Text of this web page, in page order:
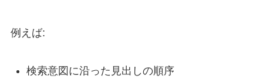
例えば:
検索意図に沿った見出しの順序